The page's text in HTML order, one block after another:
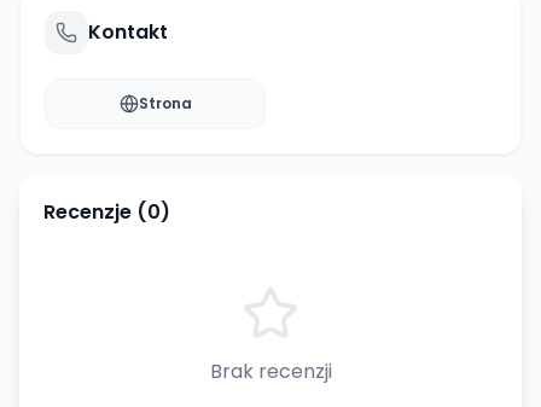
Kontakt
Strona
Recenzje (0)
Brak recenzji